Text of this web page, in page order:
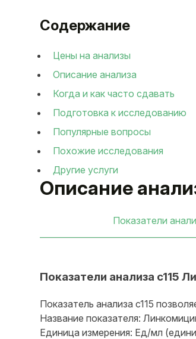
Описание
Показатели
Показатели анализа c115
Показатель анализа c115
Название показателя:
Единица измерения: Ед/мл
Содержание
Цены на анализы
Описание анализа
Когда и как часто сдавать
Подготовка к исследованию
Популярные вопросы
Похожие исследования
Другие услуги